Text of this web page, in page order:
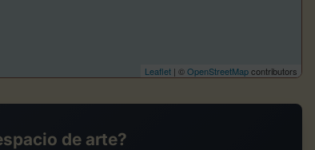
Leaflet | ©OpenStreetMapcontributors
de arte?